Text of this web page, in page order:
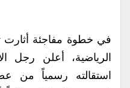
في خطوة مفاجئة أثارت
الرياضية، أعلن رجل
استقالته رسمياً من